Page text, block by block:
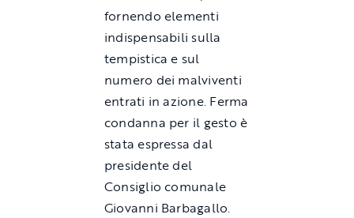
fornendo elementi
indispensabili sulla
tempistica e sul
numero dei malviventi
entrati in azione. Ferma
condanna per il gesto è
stata espressa dal
presidente del
Consiglio comunale
Giovanni Barbagallo.